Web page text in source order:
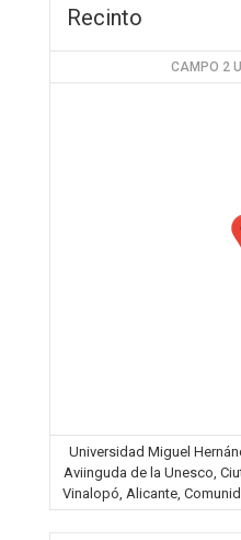
Recinto
CAMPO 2
Universidad Miguel
Aviinguda de la Unesco,
Vinalopó, Alicante,